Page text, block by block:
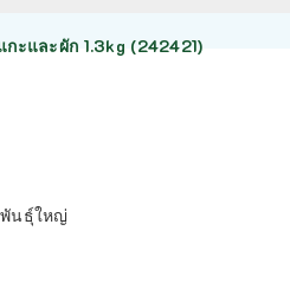
ะและผัก 1.3kg (242421)
นธุ์ใหญ่